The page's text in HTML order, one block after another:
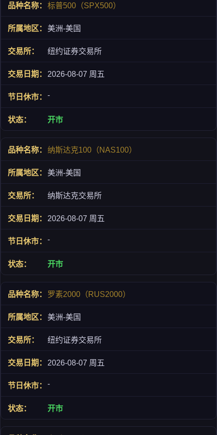
标普500（SPX500）
美洲-美国
纽约证券交易所
2026-08-07 周五
-
开市
纳斯达克100（NAS100）
美洲-美国
纳斯达克交易所
2026-08-07 周五
-
开市
罗素2000（RUS2000）
美洲-美国
纽约证券交易所
2026-08-07 周五
-
开市